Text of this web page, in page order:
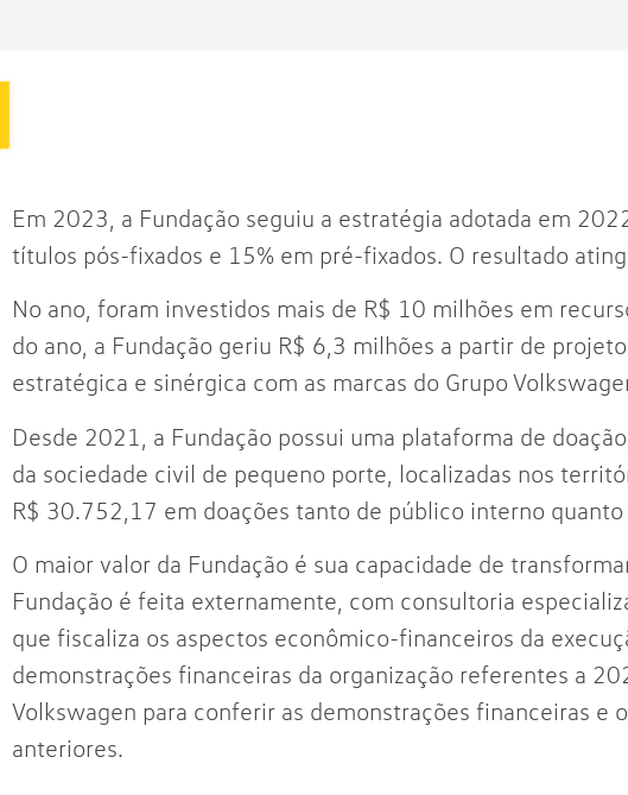
Em 2023, a Fundação seguiu a estratégia adotada em
títulos pós-fixados e 15% em pré-fixados. O resultado
No ano, foram investidos mais de R$ 10 milhões em
do ano, a Fundação geriu R$ 6,3 milhões a partir de
estratégica e sinérgica com as marcas do Grupo
Desde 2021, a Fundação possui uma plataforma de
da sociedade civil de pequeno porte, localizadas nos
R$ 30.752,17 em doações tanto de público interno
O maior valor da Fundação é sua capacidade de
Fundação é feita externamente, com consultoria
que fiscaliza os aspectos econômico-financeiros da
demonstrações financeiras da organização referentes a
Volkswagen para conferir as demonstrações financeiras
anteriores.